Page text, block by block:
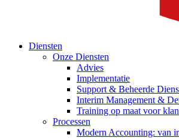
Diensten
Onze Diensten
Advies
Implementatie
Support & Beheerde
Interim Management &
Training op maat voor
Processen
Modern Accounting: van